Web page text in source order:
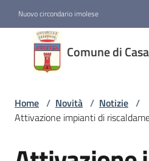
Nuovo circondario imolese
Comune di
Comune di
Casalfiumanese
Amministrazione
Home / Novità / Notizie /
Attivazione impianti di
Salta al contenuto